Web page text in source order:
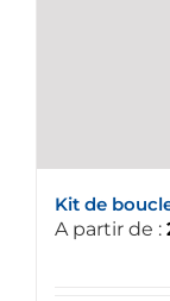
Kit de
A partir de :